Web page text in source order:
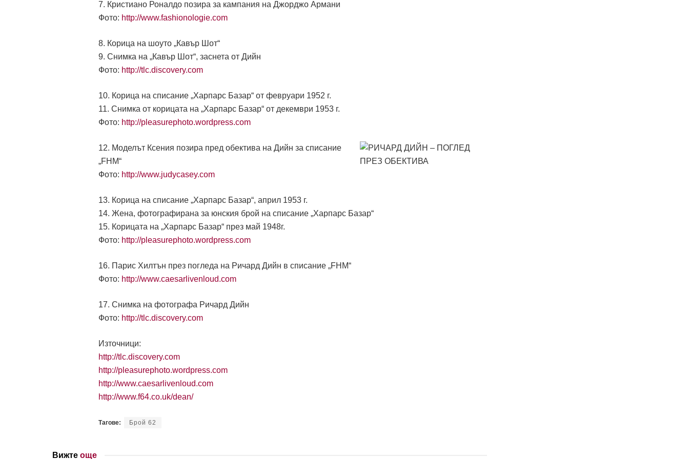
7. Кристиано Роналдо позира за кампания на Джорджо Армани
Фото: http://www.fashionologie.com
8. Корица на шоуто „Кавър Шот“
9. Снимка на „Кавър Шот“, заснета от Дийн
Фото: http://tlc.discovery.com
10. Корица на списание „Харпарс Базар“ от февруари 1952 г.
11. Снимка от корицата на „Харпарс Базар“ от декември 1953 г.
Фото: http://pleasurephoto.wordpress.com
12. Моделът Ксения позира пред обектива на Дийн за списание
„FHM“
Фото: http://www.judycasey.com
13. Корица на списание „Харпарс Базар“, април 1953 г.
14. Жена, фотографирана за юнския брой на списание „Харпарс Базар“
15. Корицата на „Харпарс Базар“ през май 1948г.
Фото: http://pleasurephoto.wordpress.com
16. Парис Хилтън през погледа на Ричард Дийн в списание „FHM“
Фото: http://www.caesarlivenloud.com
17. Снимка на фотографа Ричард Дийн
Фото: http://tlc.discovery.com
Източници:
http://tlc.discovery.com
http://pleasurephoto.wordpress.com
http://www.caesarlivenloud.com
http://www.f64.co.uk/dean/
Тагове: Брой 62
Вижте още